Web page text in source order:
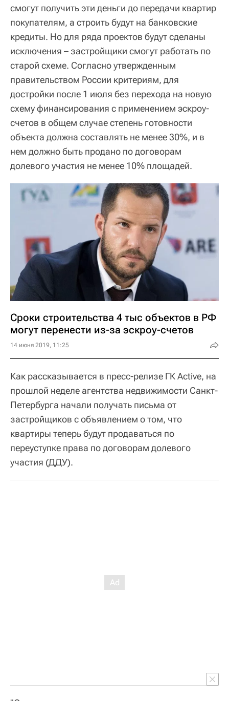
смогут получить эти деньги до передачи квартир
покупателям, а строить будут на банковские
кредиты. Но для ряда проектов будут сделаны
исключения – застройщики смогут работать по
старой схеме. Согласно утвержденным
правительством России критериям, для
достройки после 1 июля без перехода на новую
схему финансирования с применением эскроу-
счетов в общем случае степень готовности
объекта должна составлять не менее 30%, и в
нем должно быть продано по договорам
долевого участия не менее 10% площадей.
Сроки строительства 4 тыс объектов в РФ
могут перенести из-за эскроу-счетов
14 июня 2019, 11:25
Как рассказывается в пресс-релизе ГК Active, на
прошлой неделе агентства недвижимости Санкт-
Петербурга начали получать письма от
застройщиков с объявлением о том, что
квартиры теперь будут продаваться по
переуступке права по договорам долевого
участия (ДДУ).